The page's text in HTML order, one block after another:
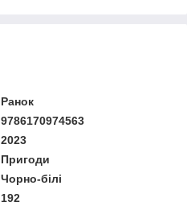
Ранок
9786170974563
2023
Пригоди
Чорно-білі
192